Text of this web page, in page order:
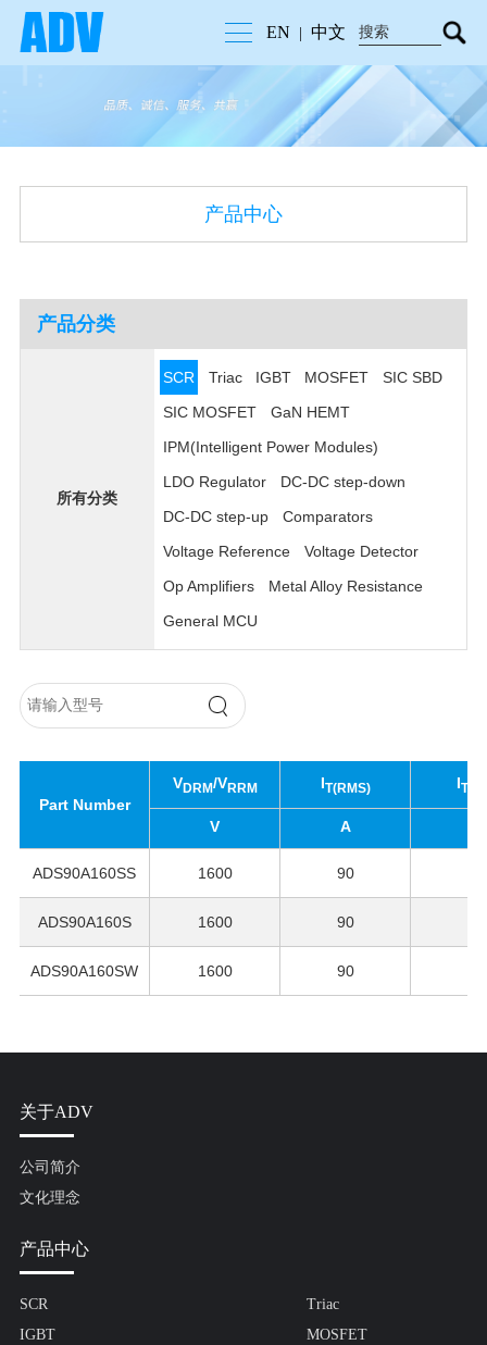
EN 中文
产品中心
产品分类
所有分类
SCR Triac IGBT MOSFET
SIC SBD
SIC MOSFET
GaN HEMT
IPM(Intelligent Power Modules)
LDO Regulator
DC-DC step-down
DC-DC step-up
Comparators
Voltage Reference
Voltage Detector
Op Amplifiers
Metal Alloy Resistance
General MCU
Part Number
VDRM/VRRM
V
IT(RMS)
A
I
ADS90A160SS 1600 90
ADS90A160S 1600 90
ADS90A160SW 1600 90
关于ADV
公司简介
文化理念
产品中心
SCR
Triac
IGBT
MOSFET